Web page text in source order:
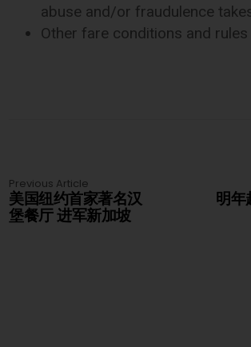
abuse and/or fraudulence
Other fare conditions and rules
Previous Article
美国纽约首家著名汉
堡餐厅 进军新加坡
明年